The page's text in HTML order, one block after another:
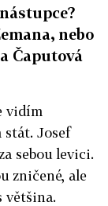
nebo
Čaputová
vidím
stát. Josef
sebou levici.
zničené, ale
většina.